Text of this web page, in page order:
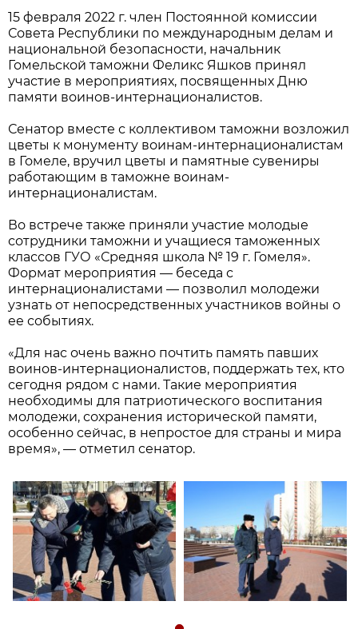
15 февраля 2022 г. член Постоянной комиссии
Совета Республики по международным делам и
национальной безопасности, начальник
Гомельской таможни Феликс Яшков принял
участие в мероприятиях, посвященных Дню
памяти воинов-интернационалистов.
Сенатор вместе с коллективом таможни возложил
цветы к монументу воинам-интернационалистам
в Гомеле, вручил цветы и памятные сувениры
работающим в таможне воинам-
интернационалистам.
Во встрече также приняли участие молодые
сотрудники таможни и учащиеся таможенных
классов ГУО «Средняя школа № 19 г. Гомеля».
Формат мероприятия — беседа с
интернационалистами — позволил молодежи
узнать от непосредственных участников войны о
ее событиях.
«Для нас очень важно почтить память павших
воинов-интернационалистов, поддержать тех, кто
сегодня рядом с нами. Такие мероприятия
необходимы для патриотического воспитания
молодежи, сохранения исторической памяти,
особенно сейчас, в непростое для страны и мира
время», — отметил сенатор.